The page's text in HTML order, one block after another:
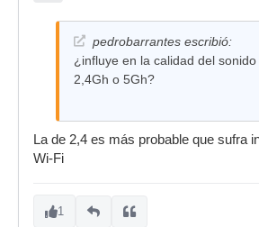
pedrobarrantes escribió:
¿influye en la calidad del
2,4Gh o 5Gh?
La de 2,4 es más probable que sufra
Wi-Fi
1